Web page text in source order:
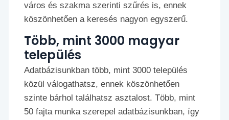
város és szakma szerinti szűrés is, ennek
köszönhetően a keresés nagyon egyszerű.
Több, mint 3000 magyar
település
Adatbázisunkban több, mint 3000 település
közül válogathatsz, ennek köszönhetően
szinte bárhol találhatsz asztalost. Több, mint
50 fajta munka szerepel adatbázisunkban, így